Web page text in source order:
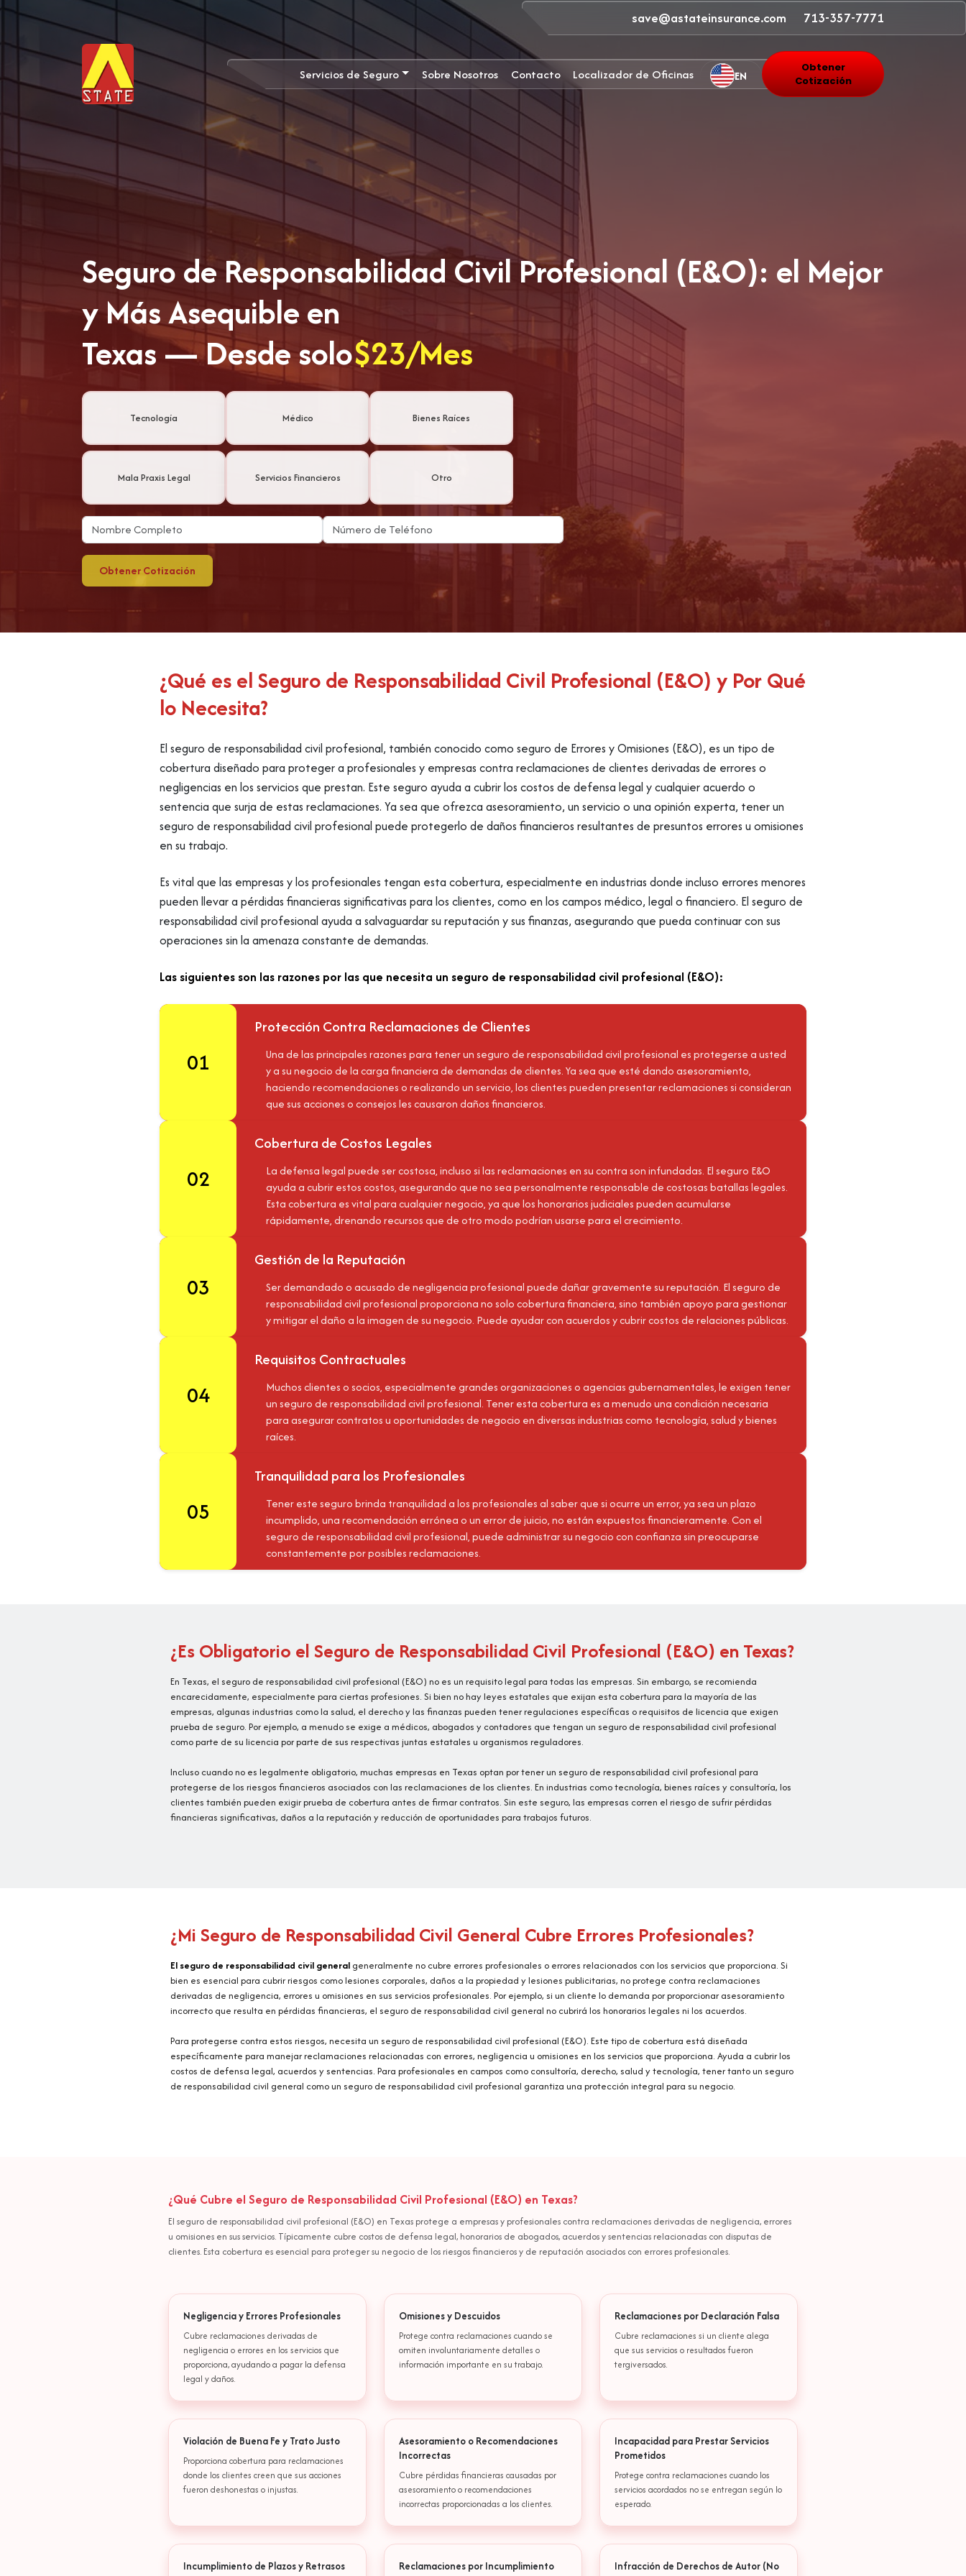
save@astateinsurance.com 713-357-7771
Servicios de Seguro Sobre Nosotros Contacto Localizador de Oficinas EN
Obtener
Cotización
Seguro de Responsabilidad Civil Profesional (E&O): el Mejor
y Más Asequible en
Texas — Desde solo$23/Mes
Tecnología Médico Bienes Raíces
Mala Praxis Legal Servicios Financieros Otro
Obtener Cotización
¿Qué es el Seguro de Responsabilidad Civil Profesional (E&O) y Por Qué
lo Necesita?
El seguro de responsabilidad civil profesional, también conocido como seguro de Errores y Omisiones (E&O), es un tipo de
cobertura diseñado para proteger a profesionales y empresas contra reclamaciones de clientes derivadas de errores o
negligencias en los servicios que prestan. Este seguro ayuda a cubrir los costos de defensa legal y cualquier acuerdo o
sentencia que surja de estas reclamaciones. Ya sea que ofrezca asesoramiento, un servicio o una opinión experta, tener un
seguro de responsabilidad civil profesional puede protegerlo de daños financieros resultantes de presuntos errores u omisiones
en su trabajo.
Es vital que las empresas y los profesionales tengan esta cobertura, especialmente en industrias donde incluso errores menores
pueden llevar a pérdidas financieras significativas para los clientes, como en los campos médico, legal o financiero. El seguro de
responsabilidad civil profesional ayuda a salvaguardar su reputación y sus finanzas, asegurando que pueda continuar con sus
operaciones sin la amenaza constante de demandas.
Las siguientes son las razones por las que necesita un seguro de responsabilidad civil profesional (E&O):
01
Protección Contra Reclamaciones de Clientes
Una de las principales razones para tener un seguro de responsabilidad civil profesional es protegerse a usted
y a su negocio de la carga financiera de demandas de clientes. Ya sea que esté dando asesoramiento,
haciendo recomendaciones o realizando un servicio, los clientes pueden presentar reclamaciones si consideran
que sus acciones o consejos les causaron daños financieros.
02
Cobertura de Costos Legales
La defensa legal puede ser costosa, incluso si las reclamaciones en su contra son infundadas. El seguro E&O
ayuda a cubrir estos costos, asegurando que no sea personalmente responsable de costosas batallas legales.
Esta cobertura es vital para cualquier negocio, ya que los honorarios judiciales pueden acumularse
rápidamente, drenando recursos que de otro modo podrían usarse para el crecimiento.
03
Gestión de la Reputación
Ser demandado o acusado de negligencia profesional puede dañar gravemente su reputación. El seguro de
responsabilidad civil profesional proporciona no solo cobertura financiera, sino también apoyo para gestionar
y mitigar el daño a la imagen de su negocio. Puede ayudar con acuerdos y cubrir costos de relaciones públicas.
04
Requisitos Contractuales
Muchos clientes o socios, especialmente grandes organizaciones o agencias gubernamentales, le exigen tener
un seguro de responsabilidad civil profesional. Tener esta cobertura es a menudo una condición necesaria
para asegurar contratos u oportunidades de negocio en diversas industrias como tecnología, salud y bienes
raíces.
05
Tranquilidad para los Profesionales
Tener este seguro brinda tranquilidad a los profesionales al saber que si ocurre un error, ya sea un plazo
incumplido, una recomendación errónea o un error de juicio, no están expuestos financieramente. Con el
seguro de responsabilidad civil profesional, puede administrar su negocio con confianza sin preocuparse
constantemente por posibles reclamaciones.
¿Es Obligatorio el Seguro de Responsabilidad Civil Profesional (E&O) en Texas?
En Texas, el seguro de responsabilidad civil profesional (E&O) no es un requisito legal para todas las empresas. Sin embargo, se recomienda
encarecidamente, especialmente para ciertas profesiones. Si bien no hay leyes estatales que exijan esta cobertura para la mayoría de las
empresas, algunas industrias como la salud, el derecho y las finanzas pueden tener regulaciones específicas o requisitos de licencia que exigen
prueba de seguro. Por ejemplo, a menudo se exige a médicos, abogados y contadores que tengan un seguro de responsabilidad civil profesional
como parte de su licencia por parte de sus respectivas juntas estatales u organismos reguladores.
Incluso cuando no es legalmente obligatorio, muchas empresas en Texas optan por tener un seguro de responsabilidad civil profesional para
protegerse de los riesgos financieros asociados con las reclamaciones de los clientes. En industrias como tecnología, bienes raíces y consultoría, los
clientes también pueden exigir prueba de cobertura antes de firmar contratos. Sin este seguro, las empresas corren el riesgo de sufrir pérdidas
financieras significativas, daños a la reputación y reducción de oportunidades para trabajos futuros.
¿Mi Seguro de Responsabilidad Civil General Cubre Errores Profesionales?
El seguro de responsabilidad civil general generalmente no cubre errores profesionales o errores relacionados con los servicios que proporciona. Si
bien es esencial para cubrir riesgos como lesiones corporales, daños a la propiedad y lesiones publicitarias, no protege contra reclamaciones
derivadas de negligencia, errores u omisiones en sus servicios profesionales. Por ejemplo, si un cliente lo demanda por proporcionar asesoramiento
incorrecto que resulta en pérdidas financieras, el seguro de responsabilidad civil general no cubrirá los honorarios legales ni los acuerdos.
Para protegerse contra estos riesgos, necesita un seguro de responsabilidad civil profesional (E&O). Este tipo de cobertura está diseñada
específicamente para manejar reclamaciones relacionadas con errores, negligencia u omisiones en los servicios que proporciona. Ayuda a cubrir los
costos de defensa legal, acuerdos y sentencias. Para profesionales en campos como consultoría, derecho, salud y tecnología, tener tanto un seguro
de responsabilidad civil general como un seguro de responsabilidad civil profesional garantiza una protección integral para su negocio.
¿Qué Cubre el Seguro de Responsabilidad Civil Profesional (E&O) en Texas?
El seguro de responsabilidad civil profesional (E&O) en Texas protege a empresas y profesionales contra reclamaciones derivadas de negligencia, errores
u omisiones en sus servicios. Típicamente cubre costos de defensa legal, honorarios de abogados, acuerdos y sentencias relacionadas con disputas de
clientes. Esta cobertura es esencial para proteger su negocio de los riesgos financieros y de reputación asociados con errores profesionales.
Negligencia y Errores Profesionales
Cubre reclamaciones derivadas de
negligencia o errores en los servicios que
proporciona, ayudando a pagar la defensa
legal y daños.
Omisiones y Descuidos
Protege contra reclamaciones cuando se
omiten involuntariamente detalles o
información importante en su trabajo.
Reclamaciones por Declaración Falsa
Cubre reclamaciones si un cliente alega
que sus servicios o resultados fueron
tergiversados.
Violación de Buena Fe y Trato Justo
Proporciona cobertura para reclamaciones
donde los clientes creen que sus acciones
fueron deshonestas o injustas.
Asesoramiento o Recomendaciones
Incorrectas
Cubre pérdidas financieras causadas por
asesoramiento o recomendaciones
incorrectas proporcionadas a los clientes.
Incapacidad para Prestar Servicios
Prometidos
Protege contra reclamaciones cuando los
servicios acordados no se entregan según lo
esperado.
Incumplimiento de Plazos y Retrasos
Reclamaciones por Incumplimiento
Infracción de Derechos de Autor (No